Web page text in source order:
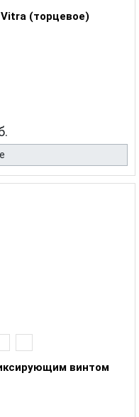
(торцевое)
винтом